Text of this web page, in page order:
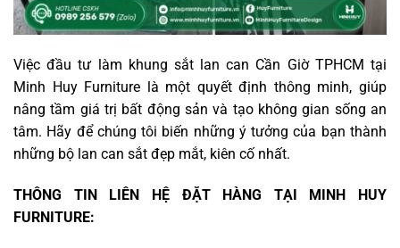
Việc đầu tư làm khung sắt lan can Cần Giờ TPHCM tại
Minh Huy Furniture là một quyết định thông minh, giúp
nâng tầm giá trị bất động sản và tạo không gian sống an
tâm. Hãy để chúng tôi biến những ý tưởng của bạn thành
những bộ lan can sắt đẹp mắt, kiên cố nhất.
THÔNG TIN LIÊN HỆ ĐẶT HÀNG TẠI MINH HUY
FURNITURE: